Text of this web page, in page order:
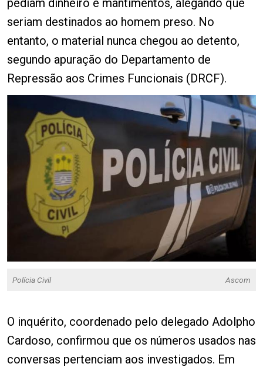
pediam dinheiro e mantimentos, alegando que
seriam destinados ao homem preso. No
entanto, o material nunca chegou ao detento,
segundo apuração do Departamento de
Repressão aos Crimes Funcionais (DRCF).
Polícia Civil Ascom
O inquérito, coordenado pelo delegado Adolpho
Cardoso, confirmou que os números usados nas
conversas pertenciam aos investigados. Em